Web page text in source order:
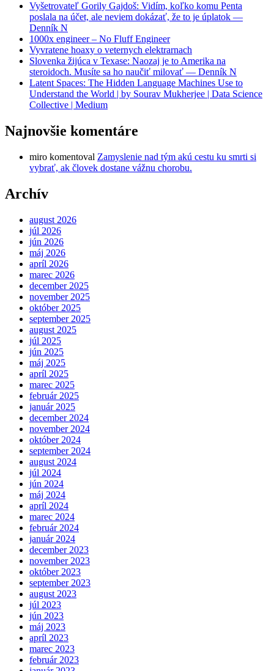
Vyšetrovateľ Gorily Gajdoš: Vidím, koľko komu Penta
poslala na účet, ale neviem dokázať, že to je úplatok —
Denník N
1000x engineer – No Fluff Engineer
Vyvratene hoaxy o veternych elektrarnach
Slovenka žijúca v Texase: Naozaj je to Amerika na
steroidoch. Musíte sa ho naučiť milovať — Denník N
Latent Spaces: The Hidden Language Machines Use to
Understand the World | by Sourav Mukherjee | Data Science
Collective | Medium
Najnovšie komentáre
miro komentoval Zamyslenie nad tým akú cestu ku smrti si
vybrať, ak človek dostane vážnu chorobu.
Archív
august 2026
júl 2026
jún 2026
máj 2026
apríl 2026
marec 2026
december 2025
november 2025
október 2025
september 2025
august 2025
júl 2025
jún 2025
máj 2025
apríl 2025
marec 2025
február 2025
január 2025
december 2024
november 2024
október 2024
september 2024
august 2024
júl 2024
jún 2024
máj 2024
apríl 2024
marec 2024
február 2024
január 2024
december 2023
november 2023
október 2023
september 2023
august 2023
júl 2023
jún 2023
máj 2023
apríl 2023
marec 2023
február 2023